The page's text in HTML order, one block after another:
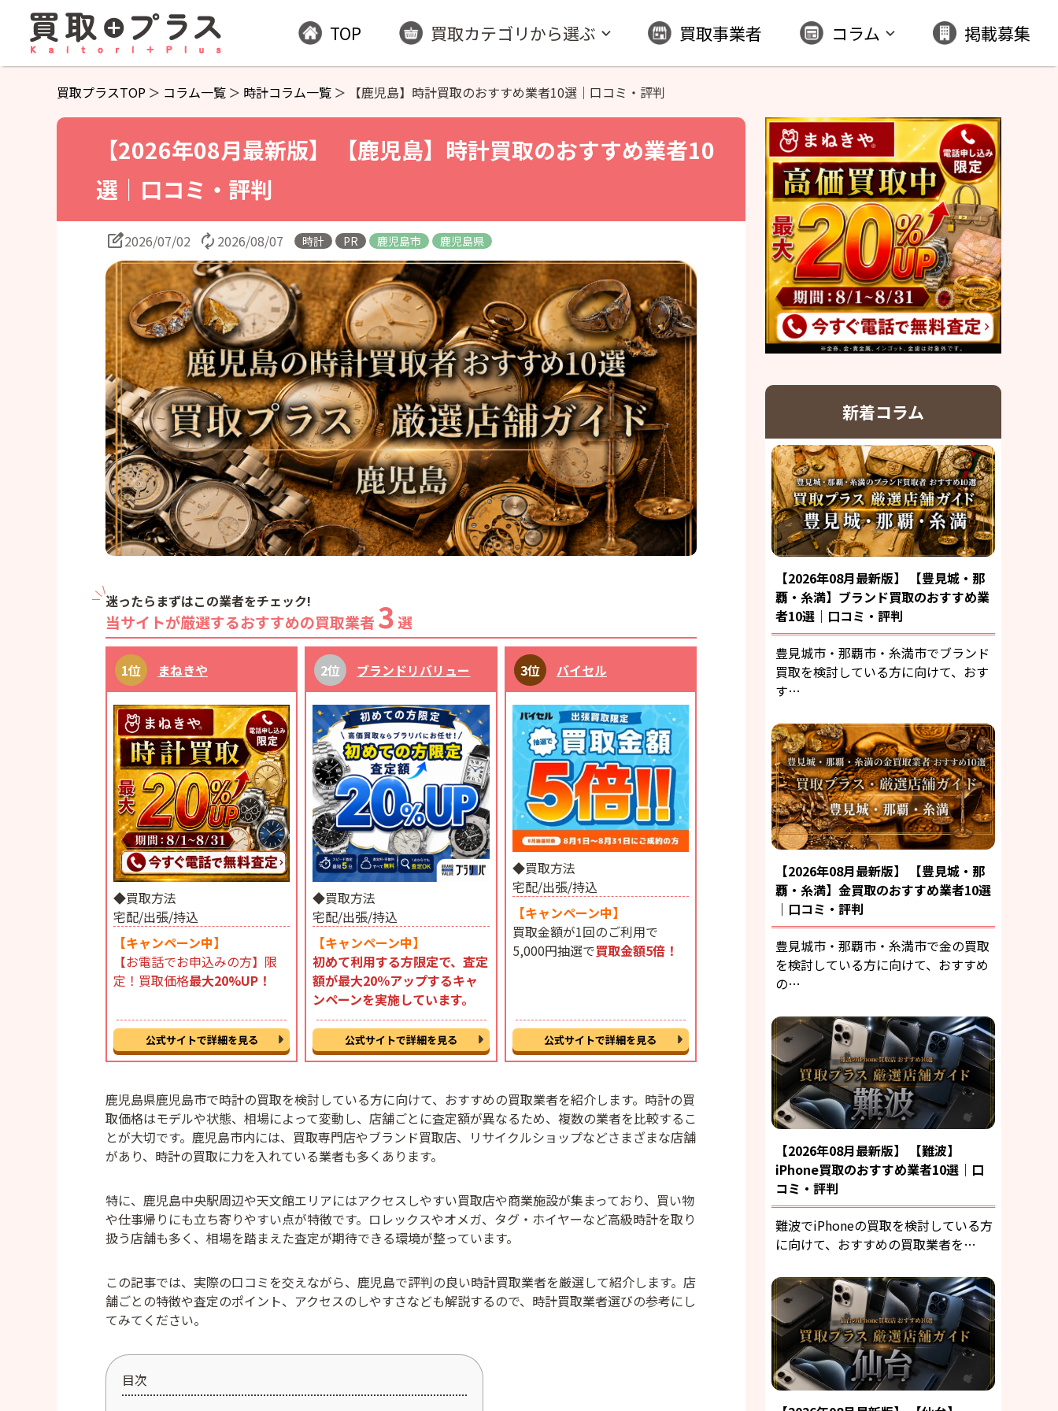
TOP 買取カテゴリから選ぶ 買取事業者 コラム 掲載募集
買取プラスTOP コラム一覧 時計コラム一覧 【鹿児島】時計買取のおすすめ業者10選｜口コミ・評判
【2026年08月最新版】 【鹿児島】時計買取のおすすめ業者10
選｜口コミ・評判
2026/07/02 2026/08/07 時計 PR 鹿児島市 鹿児島県
迷ったらまずはこの業者をチェック!
当サイトが厳選するおすすめの買取業者 3 選
まねきや
◆買取方法
宅配/出張/持込
【キャンペーン中】
【お電話でお申込みの方】限
定！買取価格最大20%UP！
公式サイトで詳細を見る
ブランドリバリュー
◆買取方法
宅配/出張/持込
【キャンペーン中】
初めて利用する方限定で、査定
額が最大20％アップするキャ
ンペーンを実施しています。
公式サイトで詳細を見る
バイセル
◆買取方法
宅配/出張/持込
【キャンペーン中】
買取金額が1回のご利用で
5,000円抽選で買取金額5倍！
公式サイトで詳細を見る
鹿児島県鹿児島市で時計の買取を検討している方に向けて、おすすめの買取業者を紹介します。時計の買
取価格はモデルや状態、相場によって変動し、店舗ごとに査定額が異なるため、複数の業者を比較するこ
とが大切です。鹿児島市内には、買取専門店やブランド買取店、リサイクルショップなどさまざまな店舗
があり、時計の買取に力を入れている業者も多くあります。
特に、鹿児島中央駅周辺や天文館エリアにはアクセスしやすい買取店や商業施設が集まっており、買い物
や仕事帰りにも立ち寄りやすい点が特徴です。ロレックスやオメガ、タグ・ホイヤーなど高級時計を取り
扱う店舗も多く、相場を踏まえた査定が期待できる環境が整っています。
この記事では、実際の口コミを交えながら、鹿児島で評判の良い時計買取業者を厳選して紹介します。店
舗ごとの特徴や査定のポイント、アクセスのしやすさなども解説するので、時計買取業者選びの参考にし
てみてください。
目次
新着コラム
【2026年08月最新版】 【豊見城・那
覇・糸満】ブランド買取のおすすめ業
者10選｜口コミ・評判
豊見城市・那覇市・糸満市でブランド
買取を検討している方に向けて、おす
す…
【2026年08月最新版】 【豊見城・那
覇・糸満】金買取のおすすめ業者10選
｜口コミ・評判
豊見城市・那覇市・糸満市で金の買取
を検討している方に向けて、おすすめ
の…
【2026年08月最新版】 【難波】
iPhone買取のおすすめ業者10選｜口
コミ・評判
難波でiPhoneの買取を検討している方
に向けて、おすすめの買取業者を…